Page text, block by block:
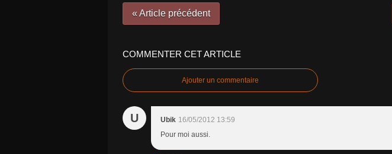
« Article précédent
COMMENTER CET ARTICLE
Ajouter un commentaire
U Ubik 16/05/2012 13:59
Pour moi aussi.